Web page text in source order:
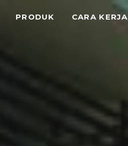
PRODUK CARA KERJA